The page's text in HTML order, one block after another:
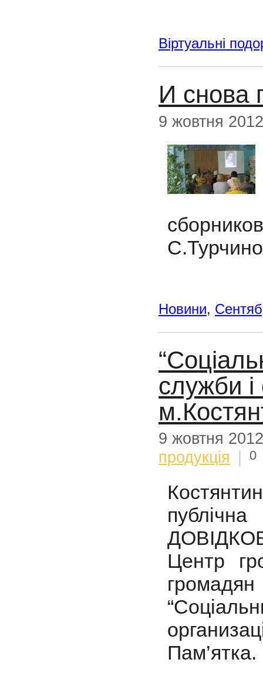
Віртуальні
И снова
9 жовтня 2012
Новини,
служби і
9 жовтня 2012
продукція
0
Центр
Пам’ятка.